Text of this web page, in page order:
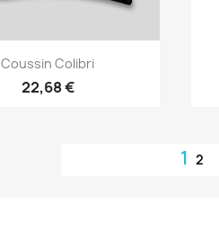
Anteprima
Coussin Colibri
22,68 €
12